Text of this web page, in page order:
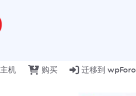
主机 购买 迁移到 wpForo